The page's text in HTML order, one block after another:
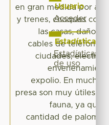
en gran medida por
y trenes, choques
las casas, daños
cables de teléfono
ciudades,
expolio. En muchos
presa son muy útiles
fauna, ya que
cantidad de
Usuario
Acceder
Estadísticas
Estadísticas
de uso